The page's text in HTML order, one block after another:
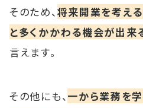
そのため、将来開業を考え
と多くかかわる機会が出来
言えます。
その他にも、一から業務を